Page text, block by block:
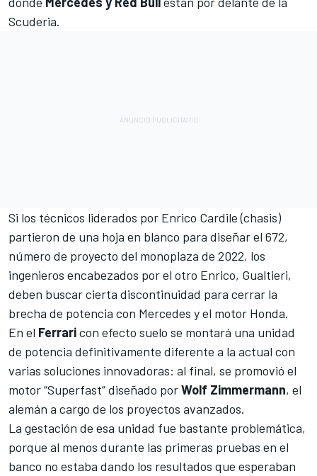
Scuderia.
Si los técnicos liderados por Enrico Cardile (chasis)
partieron de una hoja en blanco para diseñar el 672,
número de proyecto del monoplaza de 2022, los
ingenieros encabezados por el otro Enrico, Gualtieri,
deben buscar cierta discontinuidad para cerrar la
brecha de potencia con Mercedes y el motor Honda.
En el Ferraricon efecto suelo se montará una unidad
de potencia definitivamente diferente a la actual con
varias soluciones innovadoras: al final, se promovió el
motor “Superfast” diseñado porWolf Zimmermann, el
alemán a cargo de los proyectos avanzados.
La gestación de esa unidad fue bastante problemática,
porque al menos durante las primeras pruebas en el
banco no estaba dando los resultados que esperaban